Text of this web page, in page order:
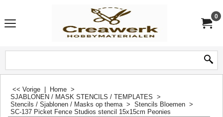
0
<< Vorige Home >
SJABLONEN / MASK STENCILS / TEMPLATES >
Stencils / Sjablonen / Masks op thema> Stencils Bloemen >
SC-137 Picket Fence Studios stencil 15x15cm Peonies